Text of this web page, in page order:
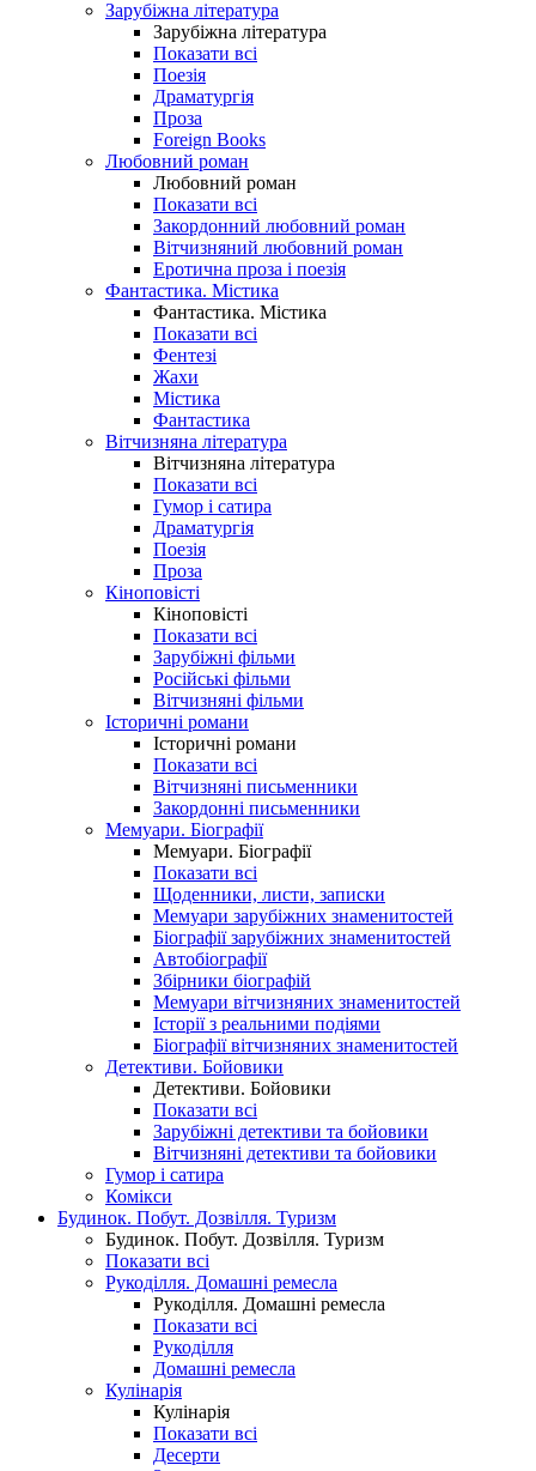
Зарубіжна література
Зарубіжна література
Показати всі
Поезія
Драматургія
Проза
Foreign Books
Любовний роман
Любовний роман
Показати всі
Закордонний любовний роман
Вітчизняний любовний роман
Еротична проза і поезія
Фантастика. Містика
Фантастика. Містика
Показати всі
Фентезі
Жахи
Містика
Фантастика
Вітчизняна література
Вітчизняна література
Показати всі
Гумор і сатира
Драматургія
Поезія
Проза
Кіноповісті
Кіноповісті
Показати всі
Зарубіжні фільми
Російські фільми
Вітчизняні фільми
Історичні романи
Історичні романи
Показати всі
Вітчизняні письменники
Закордонні письменники
Мемуари. Біографії
Мемуари. Біографії
Показати всі
Щоденники, листи, записки
Мемуари зарубіжних знаменитостей
Біографії зарубіжних знаменитостей
Автобіографії
Збірники біографій
Мемуари вітчизняних знаменитостей
Історії з реальними подіями
Біографії вітчизняних знаменитостей
Детективи. Бойовики
Детективи. Бойовики
Показати всі
Зарубіжні детективи та бойовики
Вітчизняні детективи та бойовики
Гумор і сатира
Комікси
Будинок. Побут. Дозвілля. Туризм
Будинок. Побут. Дозвілля. Туризм
Показати всі
Рукоділля. Домашні ремесла
Рукоділля. Домашні ремесла
Показати всі
Рукоділля
Домашні ремесла
Кулінарія
Кулінарія
Показати всі
Десерти